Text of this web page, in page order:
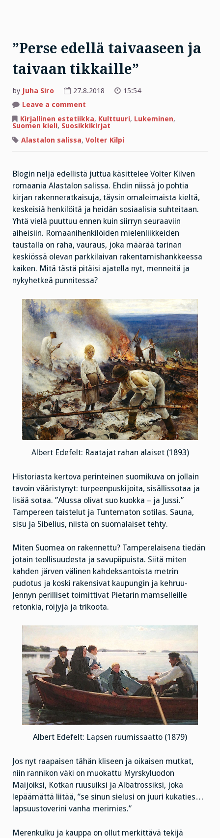
”Perse edellä taivaaseen ja
taivaan tikkaille”
by Juha Siro 27.8.2018
15:54
Leave a comment
edellä
taivaaseen
taivaan
Kirjallinen estetiikka, Kulttuuri, Lukeminen,
Suomen kieli, Suosikkikirjat
Alastalon salissa, Volter Kilpi
Blogin neljä edellistä juttua käsittelee Volter Kilven
romaania Alastalon salissa. Ehdin niissä jo pohtia
kirjan rakenneratkaisuja, täysin omaleimaista kieltä,
keskeisiä henkilöitä ja heidän sosiaalisia suhteitaan.
Yhtä vielä puuttuu ennen kuin siirryn seuraaviin
aiheisiin. Romaanihenkilöiden mielenliikkeiden
taustalla on raha, vauraus, joka määrää tarinan
keskiössä olevan parkkilaivan rakentamishankkeessa
kaiken. Mitä tästä pitäisi ajatella nyt, menneitä ja
nykyhetkeä punnitessa?
Albert Edefelt: Raatajat rahan alaiset (1893)
Historiasta kertova perinteinen suomikuva on jollain
tavoin vääristynyt: turpeenpuskijoita, sisällissotaa ja
lisää sotaa. ”Alussa olivat suo kuokka – ja Jussi.”
Tampereen taistelut ja Tuntematon sotilas. Sauna,
sisu ja Sibelius, niistä on suomalaiset tehty.
Miten Suomea on rakennettu? Tamperelaisena tiedän
jotain teollisuudesta ja savupiipuista. Siitä miten
kahden järven välinen kahdeksantoista metrin
pudotus ja koski rakensivat kaupungin ja kehruu-
Jennyn perilliset toimittivat Pietarin mamselleille
retonkia, röijyjä ja trikoota.
Albert Edefelt: Lapsen ruumissaatto (1879)
Jos nyt raapaisen tähän kliseen ja oikaisen mutkat,
niin rannikon väki on muokattu Myrskyluodon
Maijoiksi, Kotkan ruusuiksi ja Albatrossiksi, joka
lepäämättä liitää, ”se sinun sielusi on juuri kukaties…
lapsuustoverini vanha merimies.”
Merenkulku ja kauppa on ollut merkittävä tekijä